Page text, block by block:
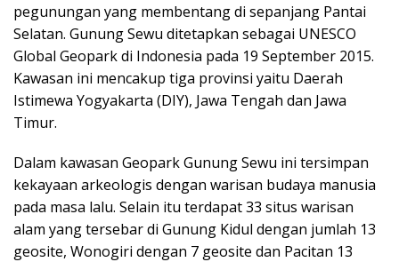
pegunungan yang membentang di sepanjang Pantai
Selatan. Gunung Sewu ditetapkan sebagai UNESCO
Global Geopark di Indonesia pada 19 September 2015.
Kawasan ini mencakup tiga provinsi yaitu Daerah
Istimewa Yogyakarta (DIY), Jawa Tengah dan Jawa
Timur.
Dalam kawasan Geopark Gunung Sewu ini tersimpan
kekayaan arkeologis dengan warisan budaya manusia
pada masa lalu. Selain itu terdapat 33 situs warisan
alam yang tersebar di Gunung Kidul dengan jumlah 13
geosite, Wonogiri dengan 7 geosite dan Pacitan 13